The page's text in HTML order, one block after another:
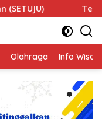
Teror Makhluk Astral
Olahraga Info